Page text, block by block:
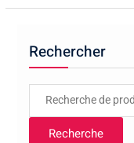
Rechercher
Recherche
Recherche